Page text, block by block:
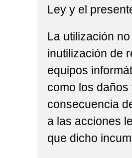
Ley y el
La utilización
inutilización de
equipos
como los
consecuencia
a las acciones
que dicho